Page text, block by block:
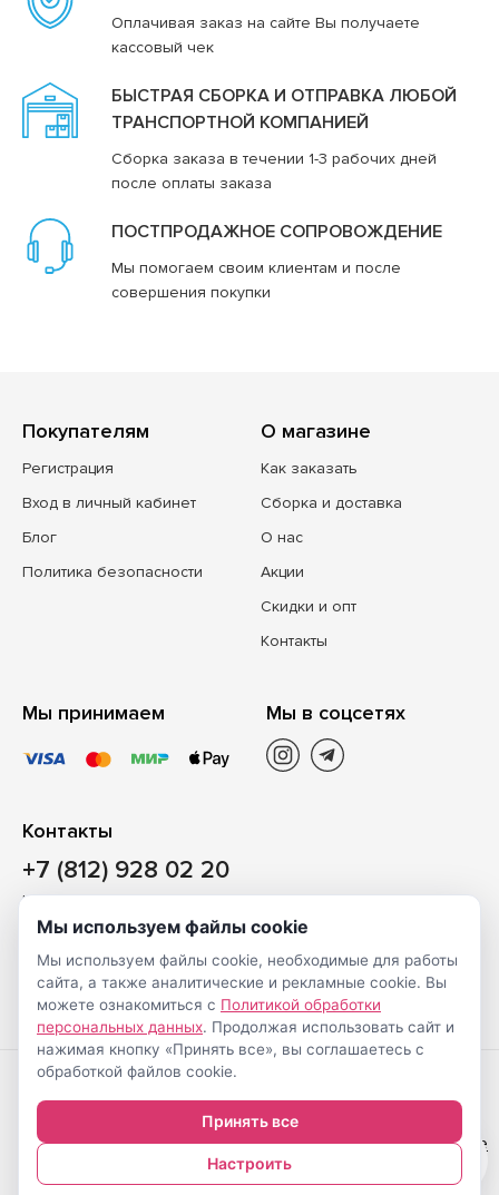
Оплачивая заказ на сайте Вы получаете
кассовый чек
БЫСТРАЯ СБОРКА И ОТПРАВКА ЛЮБОЙ
ТРАНСПОРТНОЙ КОМПАНИЕЙ
Сборка заказа в течении 1-3 рабочих дней
после оплаты заказа
ПОСТПРОДАЖНОЕ СОПРОВОЖДЕНИЕ
Мы помогаем своим клиентам и после
совершения покупки
Покупателям
Регистрация
Вход в личный кабинет
Блог
Политика безопасности
О магазине
Как заказать
Сборка и доставка
О нас
Акции
Скидки и опт
Контакты
Мы принимаем Мы в соцсетях
Контакты
+7 (812) 928 02 20
Наш магазин
Санкт-Петербург, ул. Ворошилова, д. 2, Литер «Р» (БЦ
«Сигнал»), 3 этаж, пом. 2
На карте
Создание
интернет-
магазинов
© Shveimarkt.ru,
2017-2026
Настройка cookie
0
Мы используем файлы cookie
Мы используем файлы cookie, необходимые для работы
сайта, а также аналитические и рекламные cookie. Вы
можете ознакомиться с Политикой обработки
персональных данных. Продолжая использовать сайт и
нажимая кнопку «Принять все», вы соглашаетесь с
обработкой файлов cookie.
Принять все
Настроить